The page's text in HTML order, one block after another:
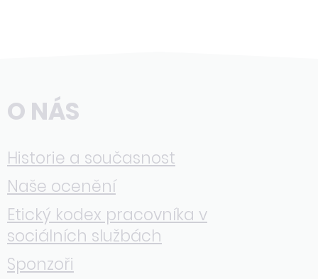
O NÁS
Historie a současnost
Naše ocenění
Etický kodex pracovníka v
sociálních službách
Sponzoři